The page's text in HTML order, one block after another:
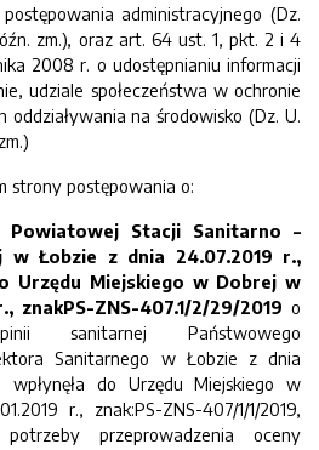
administracyjnego (Dz.
zm.), oraz art. 64 ust. 1, pkt. 2 i 4
2008 r. o udostępnianiu informacji
udziale społeczeństwa w ochronie
oddziaływania na środowisko (Dz. U.
strony postępowania o:
Powiatowej Stacji Sanitarno –
w Łobzie z dnia 24.07.2019 r.,
Urzędu Miejskiego w Dobrej w
znakPS-ZNS-407.1/2/29/2019 o
sanitarnej Państwowego
Sanitarnego w Łobzie z dnia
wpłynęła do Urzędu Miejskiego w
r., znak:PS-ZNS-407/1/1/2019,
przeprowadzenia oceny